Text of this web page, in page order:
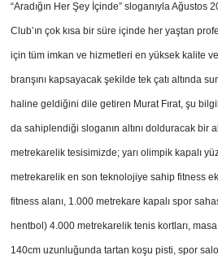
“Aradığın Her Şey İçinde” sloganıyla Ağustos
Club’ın çok kısa bir süre içinde her yaştan
için tüm imkan ve hizmetleri en yüksek kalite
branşını kapsayacak şekilde tek çatı altında
haline geldiğini dile getiren Murat Fırat, şu
da sahiplendiği sloganın altını dolduracak bir
metrekarelik tesisimizde; yarı olimpik kapalı
metrekarelik en son teknolojiye sahip fitness
fitness alanı, 1.000 metrekare kapalı spor
hentbol) 4.000 metrekarelik tenis kortları,
140cm uzunluğunda tartan koşu pisti, spor